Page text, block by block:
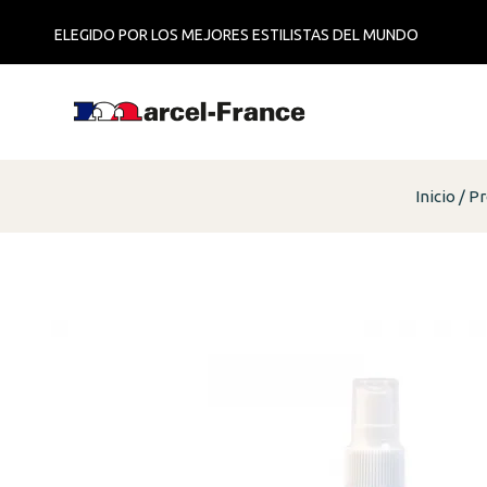
ELEGIDO POR LOS MEJORES ESTILISTAS DEL MUNDO
Inicio